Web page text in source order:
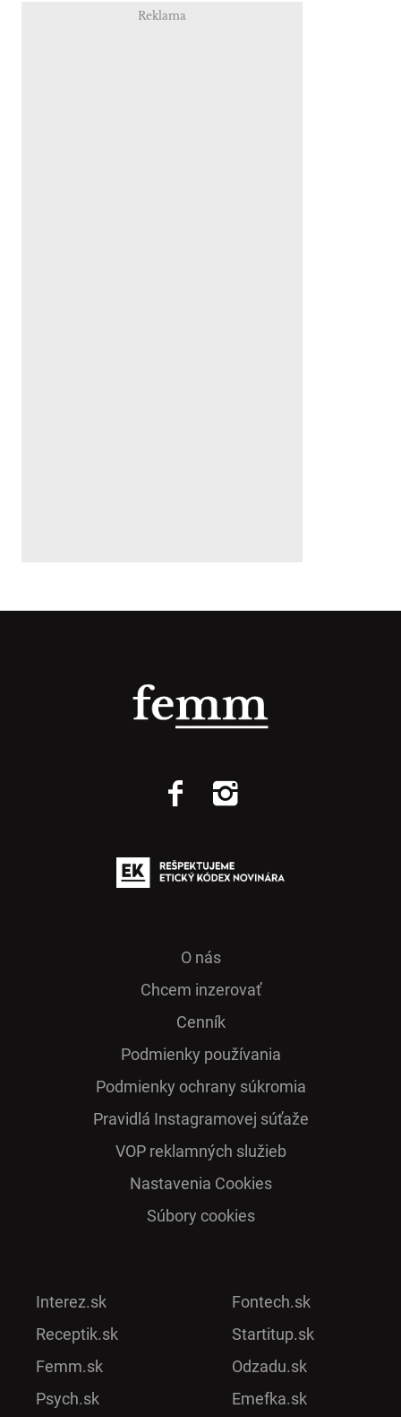
Reklama
O nás
Chcem inzerovať
Cenník
Podmienky používania
Podmienky ochrany súkromia
Pra­vidlá Ins­ta­gra­mo­vej sú­ťaže
VOP reklamných služieb
Nastavenia Cookies
Súbory cookies
Interez.sk
Receptik.sk
Femm.sk
Psych.sk
Fontech.sk
Startitup.sk
Odzadu.sk
Emefka.sk